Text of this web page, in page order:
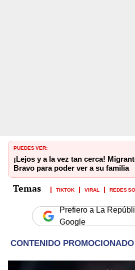
PUEDES VER:
¡Lejos y a la vez tan cerca!
Bravo para poder ver a su familia
TIKTOK VIRAL REDES
Prefiero a La
Google